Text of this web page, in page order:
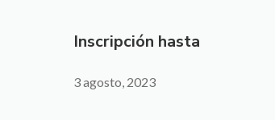
Inscripción hasta
3 agosto, 2023